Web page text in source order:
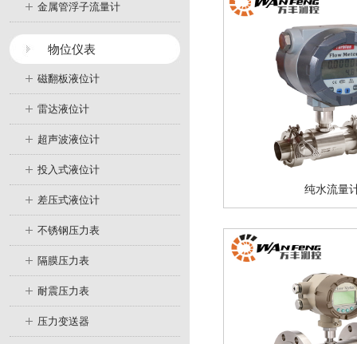
金属管浮子流量计
物位仪表
磁翻板液位计
雷达液位计
超声波液位计
投入式液位计
差压式液位计
不锈钢压力表
隔膜压力表
耐震压力表
压力变送器
纯水流量